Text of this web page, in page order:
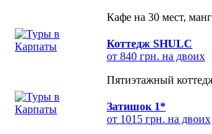
Кафе на 30 мест,
Коттедж SHULC
от 840 грн. на двоих
Пятиэтажный
Затишок 1*
от 1015 грн. на двоих